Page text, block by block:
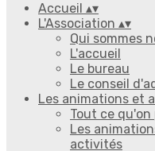
Accueil ▴▾
L'Association ▴▾
Qui sommes
L'accueil
Le bureau
Le conseil
Les animations et
Tout ce qu'on
Les
activités